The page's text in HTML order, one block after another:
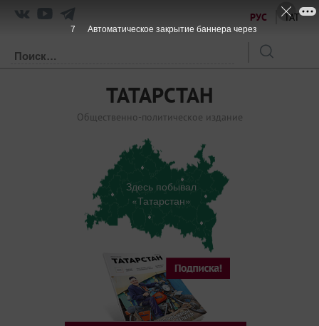
РУС ТАТ
ТАТАРСТАН
Общественно-политическое издание
Здесь побывал
«Татарстан»
7 Автоматическое закрытие баннера через